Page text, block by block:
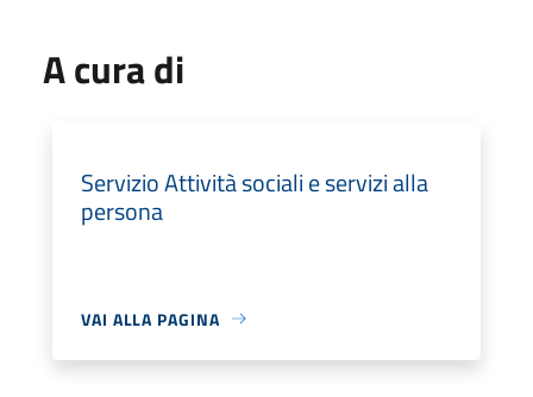
A cura di
Servizio Attività sociali e servizi alla
persona
VAI ALLA PAGINA